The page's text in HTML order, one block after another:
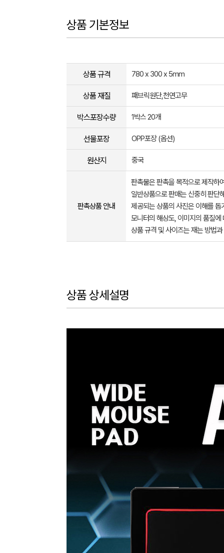
상품 기본정보
상품 규격 780 x 300 x 5mm
상품 재질 패브릭원단,천연고무
박스포장수량 1박스 20개
선물포장 OPP포장 (옵션)
원산지 중국
판촉상품 안내
판촉물은 판촉을 목적으로 제작하
일반상품으로 판매는 신중히 판단
제공되는 상품의 사진은 이해를
모니터의 해상도, 이미지의 품질
상품 규격 및 사이즈는 재는 방법
상품 상세설명